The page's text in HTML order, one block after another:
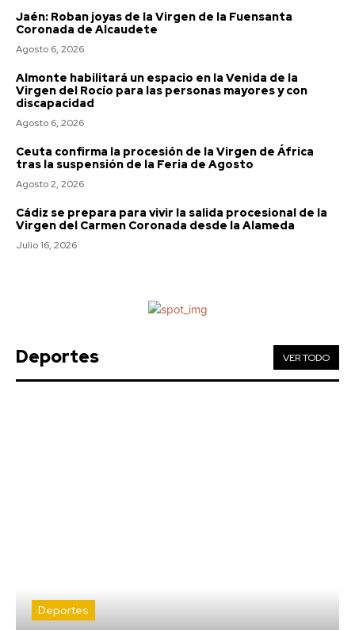
Jerez: Las obras de mejora en la
barriada Olivar de Rivero entran en su
Redacción - Agosto 8, 2026
El teniente de alcaldesa de Coordinación de Servicios en el
visitado las...
El coro de Julio Pardo anuncia el nombre para el COAC
2027
Más de 100 centros docentes de Cádiz participaron el
curso pasado en el programa ‘ComunicA’
Agosto 7, 2026
Jaén: Roban joyas de la Virgen de la Fuensanta
Coronada de Alcaudete
Agosto 6, 2026
Almonte habilitará un espacio en la Venida de la
Virgen del Rocío para las personas mayores y con
discapacidad
Agosto 6, 2026
Ceuta confirma la procesión de la Virgen de África
tras la suspensión de la Feria de Agosto
Agosto 2, 2026
Cádiz se prepara para vivir la salida procesional de la
Virgen del Carmen Coronada desde la Alameda
Julio 16, 2026
Deportes VER TODO
Deportes